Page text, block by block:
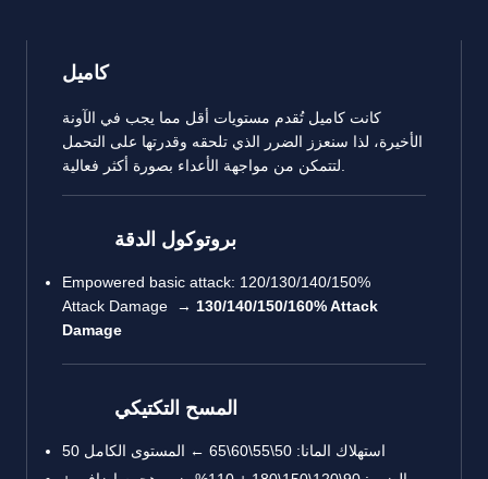
كاميل
كانت كاميل تُقدم مستويات أقل مما يجب في الآونة
الأخيرة، لذا سنعزز الضرر الذي تلحقه وقدرتها على التحمل
بروتوكول الدقة
Empowered basic attack: 120/130/140/150%
Attack Damage → 130/140/150/160% Attack
Damage
المسح التكتيكي
استهلاك المانا: 50\55\60\65 ← المستوى الكامل 50